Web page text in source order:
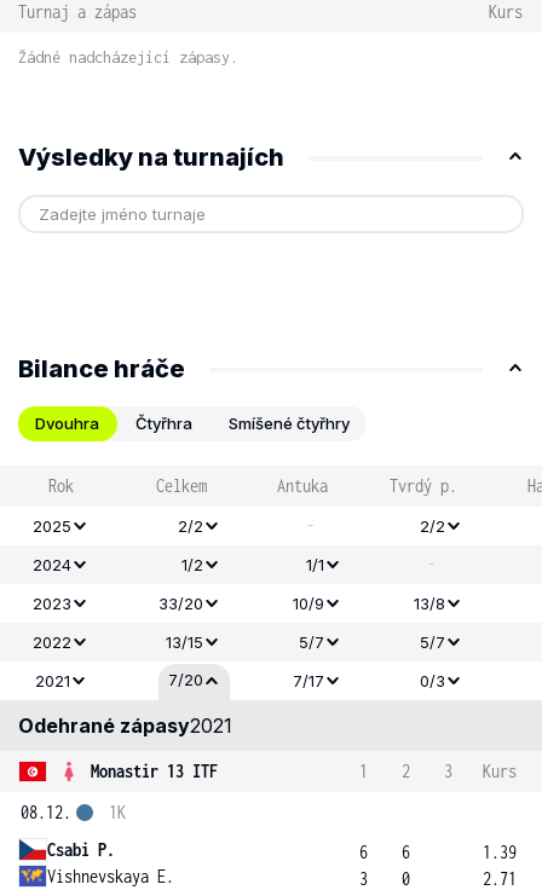
Turnaj a zápas Kurs
Žádné nadcházející zápasy.
Výsledky na turnajích
Bilance hráče
Dvouhra Čtyřhra Smíšené čtyřhry
Rok Celkem Antuka Tvrdý p.
2025 2/2 -
2/2
2024
1/2 1/1 -
2023 33/20 10/9
13/8
2022
13/15 5/7
5/7
2021
7/20 7/17 0/3
Odehrané zápasy2021
Monastir 13 ITF 1 2 3
Kurs
08.12.
Csabi P.
Vishnevskaya E.
1K
6
3
6
0
1.39
2.71